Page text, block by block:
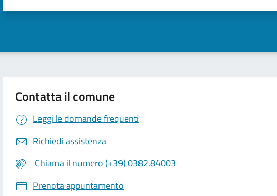
Contatta il comune
Leggi le domande frequenti
Richiedi assistenza
Chiama il numero (+39) 0382.84003
Prenota appuntamento